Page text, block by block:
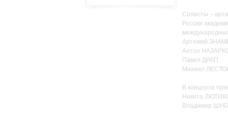
Солисты –
России
Артемий
Антон
Павел ДРАП
Михаил
В концерте
Никита
Владимир